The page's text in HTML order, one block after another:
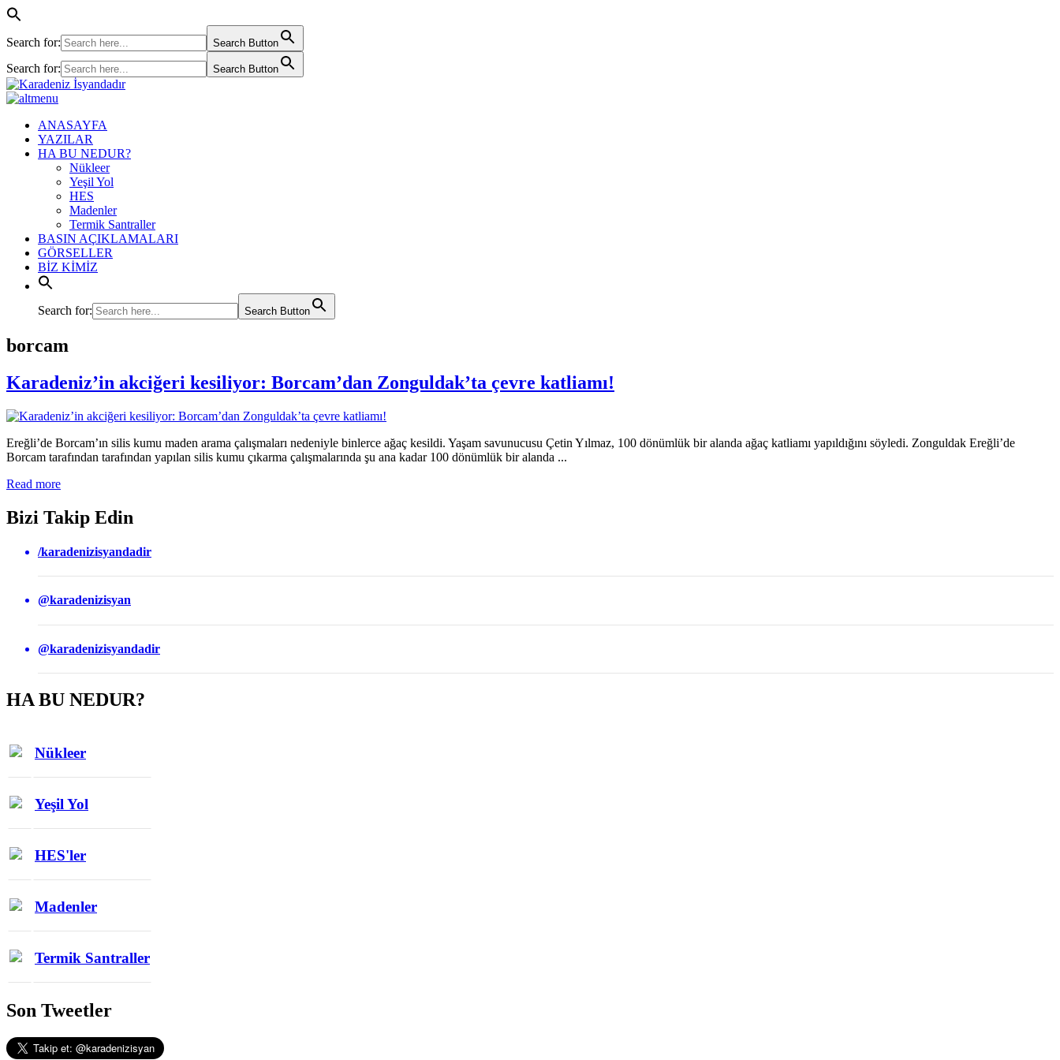
Search for: Search Button
Search for: Search Button
ANASAYFA
YAZILAR
HA BU NEDUR?
Nükleer
Yeşil Yol
HES
Madenler
Termik Santraller
BASIN AÇIKLAMALARI
GÖRSELLER
BİZ KİMİZ
Search for: Search Button
borcam
Karadeniz’in akciğeri kesiliyor: Borcam’dan Zonguldak’ta çevre katliamı!
Ereğli’de Borcam’ın silis kumu maden arama çalışmaları nedeniyle binlerce ağaç kesildi. Yaşam savunucusu Çetin Yılmaz, 100 dönümlük bir alanda ağaç katliamı yapıldığını söyledi. Zonguldak Ereğli’de
Borcam tarafından tarafından yapılan silis kumu çıkarma çalışmalarında şu ana kadar 100 dönümlük bir alanda ...
Read more
Bizi Takip Edin
/karadenizisyandadir
@karadenizisyan
@karadenizisyandadir
HA BU NEDUR?
Nükleer
Yeşil Yol
HES'ler
Madenler
Termik Santraller
Son Tweetler